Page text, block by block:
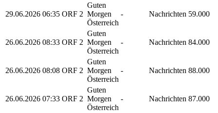
29.06.2026 06:35 ORF 2
Guten
Morgen
Österreich
- Nachrichten 59.000
26.06.2026 08:33 ORF 2
Guten
Morgen
Österreich
- Nachrichten 84.000
26.06.2026 08:08 ORF 2
Guten
Morgen
Österreich
- Nachrichten 88.000
26.06.2026 07:33 ORF 2
Guten
Morgen
Österreich
- Nachrichten 87.000